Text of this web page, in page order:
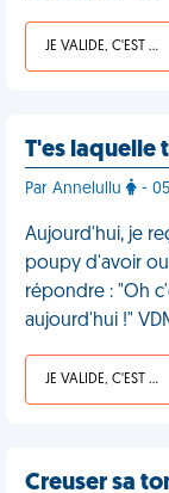
JE VALIDE, C'EST UNE VDM
T'es laquelle
Par Annelullu -
Aujourd'hui, je
poupy d'avoir
répondre : "Oh
aujourd'hui !"
JE VALIDE, C'EST UNE VDM
Creuser sa